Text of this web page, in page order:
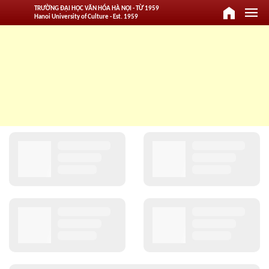
TRƯỜNG ĐẠI HỌC VĂN HÓA HÀ NỘI - TỪ 1959
Hanoi University of Culture - Est. 1959
home menu